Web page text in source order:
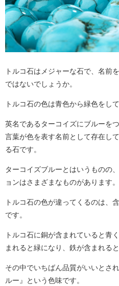
トルコ石はメジャーな石で、名前
ではないでしょうか。
トルコ石の色は青色から緑色をし
英名であるターコイズにブルーを
言葉が色を表す名前として存在し
る石です。
ターコイズブルーとはいうものの
ョンはさまざまなものがあります。
トルコ石の色が違ってくるのは、
です。
トルコ石に銅が含まれていると青
まれると緑になり、鉄が含まれる
その中でいちばん品質がいいとさ
ルー』という色味です。